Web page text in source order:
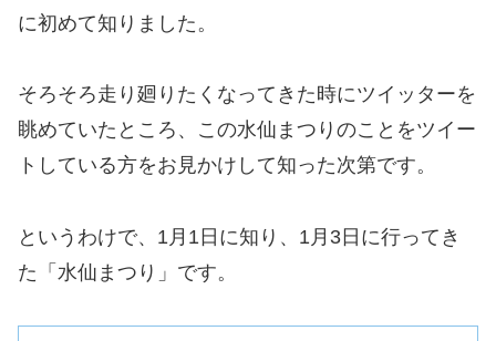
に初めて知りました。
そろそろ走り廻りたくなってきた時にツイッターを
眺めていたところ、この水仙まつりのことをツイー
トしている方をお見かけして知った次第です。
というわけで、1月1日に知り、1月3日に行ってき
た「水仙まつり」です。